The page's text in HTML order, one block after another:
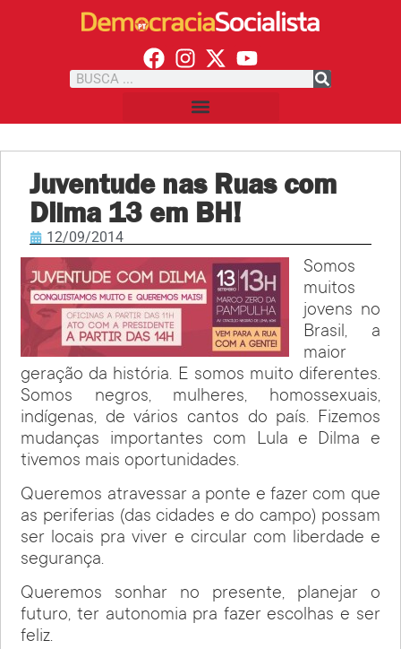
Juventude nas Ruas com
Dilma 13 em BH!
12/09/2014
Somos
muitos
jovens no
Brasil, a
maior
geração da história. E somos muito diferentes.
Somos negros, mulheres, homossexuais,
indígenas, de vários cantos do país. Fizemos
mudanças importantes com Lula e Dilma e
tivemos mais oportunidades.
Queremos atravessar a ponte e fazer com que
as periferias (das cidades e do campo) possam
ser locais pra viver e circular com liberdade e
segurança.
Queremos sonhar no presente, planejar o
futuro, ter autonomia pra fazer escolhas e ser
feliz.